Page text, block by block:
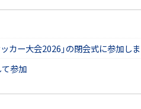
ー大会2026」の閉会式に参加し
参加